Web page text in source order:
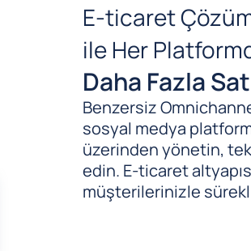
E-ticaret
ile Her
Daha Fazla
Benzersiz
sosyal medya
üzerinden yönetin, tek
edin. E-ticaret
müşterilerinizle